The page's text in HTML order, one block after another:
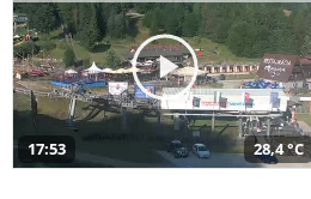
17:53 28,4 °C